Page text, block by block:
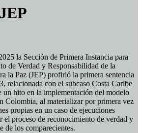
la Sección de Primera Instancia para
de Verdad y Responsabilidad de la
la Paz (JEP) profirió la primera sentencia
relacionada con el subcaso Costa Caribe
hito en la implementación del modelo
Colombia, al materializar por primera vez
propias en un caso de ejecuciones
el proceso de reconocimiento de verdad y
de los comparecientes.